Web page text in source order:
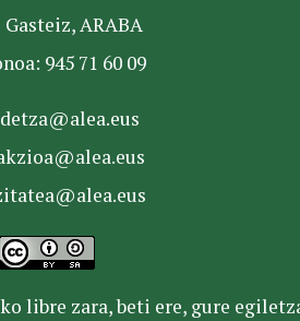
Gasteiz, ARABA
945 71 60 09
libre zara, beti ere, gure